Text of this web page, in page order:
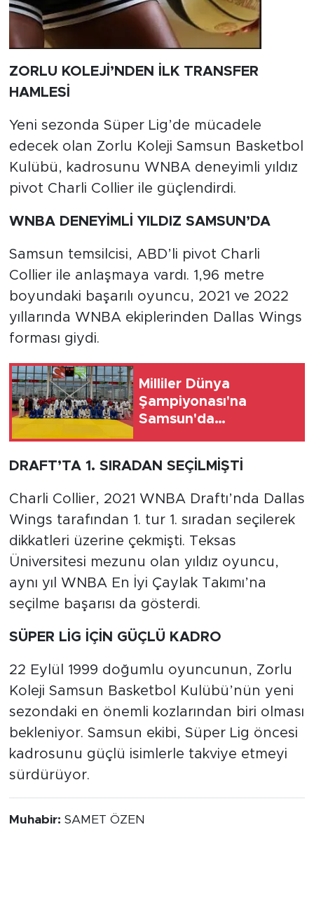
ZORLU KOLEJİ’NDEN İLK TRANSFER
HAMLESİ
Yeni sezonda Süper Lig’de mücadele
edecek olan Zorlu Koleji Samsun Basketbol
Kulübü, kadrosunu WNBA deneyimli yıldız
pivot Charli Collier ile güçlendirdi.
WNBA DENEYİMLİ YILDIZ SAMSUN’DA
Samsun temsilcisi, ABD’li pivot Charli
Collier ile anlaşmaya vardı. 1,96 metre
boyundaki başarılı oyuncu, 2021 ve 2022
yıllarında WNBA ekiplerinden Dallas Wings
forması giydi.
Milliler Dünya
Şampiyonası'na
Samsun'da
DRAFT’TA 1. SIRADAN SEÇİLMİŞTİ
Charli Collier, 2021 WNBA Draftı’nda Dallas
Wings tarafından 1. tur 1. sıradan seçilerek
dikkatleri üzerine çekmişti. Teksas
Üniversitesi mezunu olan yıldız oyuncu,
aynı yıl WNBA En İyi Çaylak Takımı’na
seçilme başarısı da gösterdi.
SÜPER LİG İÇİN GÜÇLÜ KADRO
22 Eylül 1999 doğumlu oyuncunun, Zorlu
Koleji Samsun Basketbol Kulübü’nün yeni
sezondaki en önemli kozlarından biri olması
bekleniyor. Samsun ekibi, Süper Lig öncesi
kadrosunu güçlü isimlerle takviye etmeyi
sürdürüyor.
Muhabir: SAMET ÖZEN